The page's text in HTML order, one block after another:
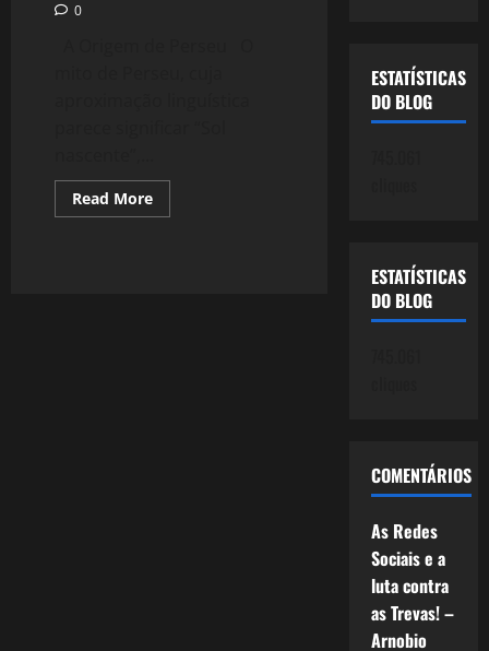
0
Read MoreRead
more
ESTATÍSTICAS
DO BLOG
ESTATÍSTICAS
DO BLOG
COMENTÁRIOS
As Redes
Sociais e a
luta contra
as Trevas! –
Arnobio